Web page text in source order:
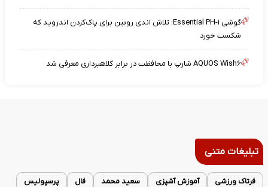
گوشی Essential PH-۱؛ تلاش اندی روبین برای پاک‌کردن اندروید که
شکست خورد
AQUOS Wish۶ شارپ با محافظت در برابر کلاهبرداری معرفی شد
تبلیغات متنی
فرتاک ورزشی آموزش آشپزی سعید محمد فال پرسپولیس